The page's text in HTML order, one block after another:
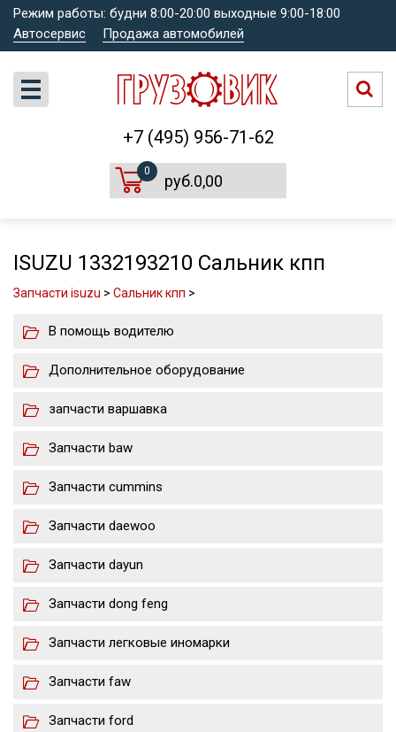
Режим работы: будни 8:00-20:00 выходные 9:00-18:00
Автосервис
Продажа автомобилей
+7 (495) 956-71-62
0
руб.0,00
ISUZU 1332193210 Сальник кпп
Запчасти isuzu > Сальник кпп >
В помощь водителю
Дополнительное оборудование
запчасти варшавка
Запчасти baw
Запчасти cummins
Запчасти daewoo
Запчасти dayun
Запчасти dong feng
Запчасти легковые иномарки
Запчасти faw
Запчасти ford